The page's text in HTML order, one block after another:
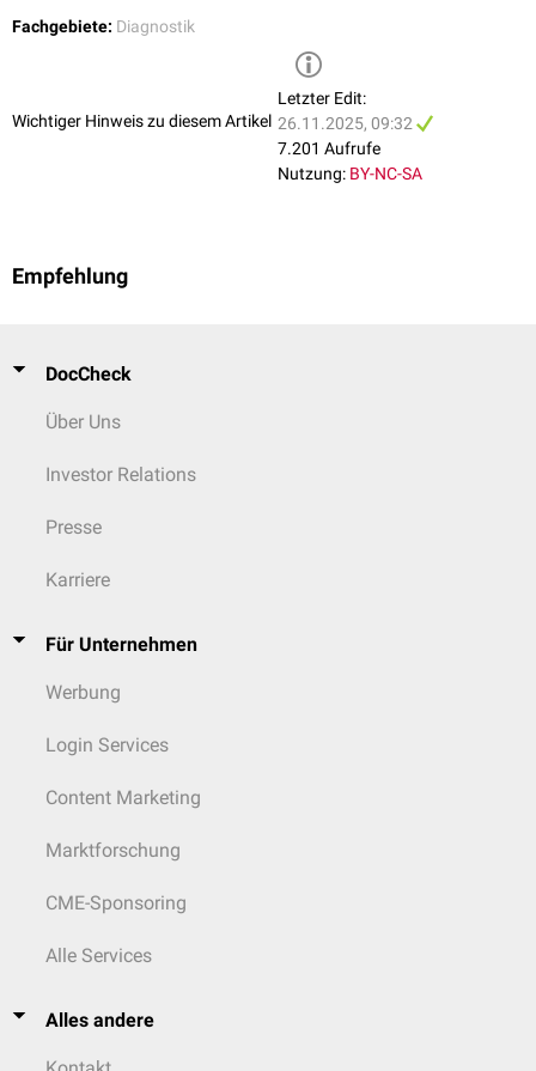
Fachgebiete: Diagnostik
Wichtiger Hinweis zu diesem Artikel
Letzter Edit:
26.11.2025, 09:32
7.201 Aufrufe
Nutzung: BY-NC-SA
Empfehlung
DocCheck
Über Uns
Investor Relations
Presse
Karriere
Für Unternehmen
Werbung
Login Services
Content Marketing
Marktforschung
CME-Sponsoring
Alle Services
Alles andere